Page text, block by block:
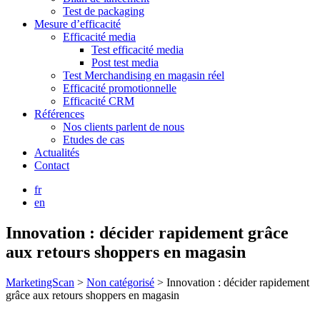
Test de packaging
Mesure d’efficacité
Efficacité media
Test efficacité media
Post test media
Test Merchandising en magasin réel
Efficacité promotionnelle
Efficacité CRM
Références
Nos clients parlent de nous
Etudes de cas
Actualités
Contact
fr
en
Innovation : décider rapidement grâce
aux retours shoppers en magasin
MarketingScan > Non catégorisé > Innovation : décider rapidement
grâce aux retours shoppers en magasin